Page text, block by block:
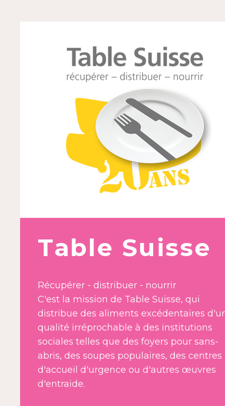
Table Suisse
Récupérer - distribuer - nourrir
C'est la mission de Table Suisse, qui
distribue des aliments excédentaires
qualité irréprochable à des institutions
sociales telles que des foyers pour sans-
abris, des soupes populaires, des centres
d'accueil d'urgence ou d'autres œuvres
d'entraide.